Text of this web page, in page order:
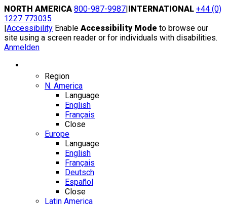
Skip
to
content
NORTH AMERICA 800-987-9987|INTERNATIONAL +44 (0)
1227 773035
|Accessibility Enable Accessibility Mode to browse our
site using a screen reader or for individuals with disabilities.
Anmelden
Region
N. America
Language
English
Français
Close
Europe
Language
English
Français
Deutsch
Español
Close
Latin America